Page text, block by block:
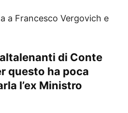
a Francesco Vergovich e
di Conte
questo ha poca
l’ex Ministro